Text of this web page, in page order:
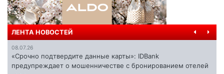
ЛЕНТА НОВОСТЕЙ
08.07.26
«Срочно подтвердите данные карты»: IDBank
предупреждает о мошенничестве с бронированием отелей